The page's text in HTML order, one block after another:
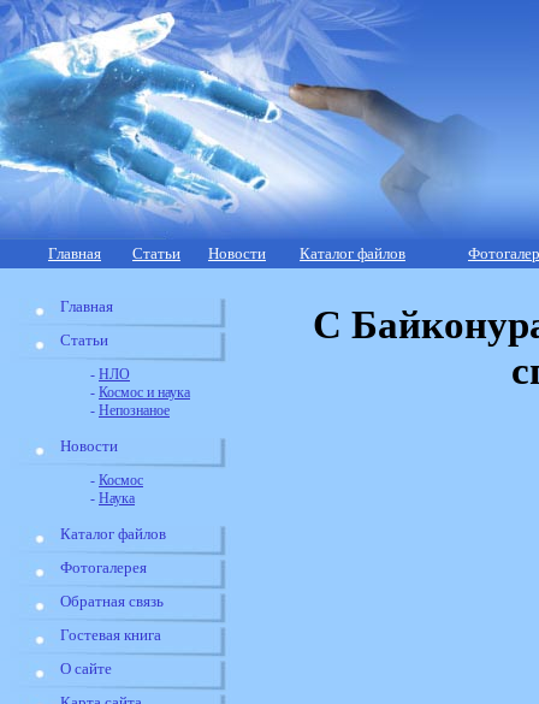
Главная Статьи Новости Каталог файлов
Главная
Статьи
- НЛО
- Космос и наука
- Непознаное
Новости
- Космос
- Наука
Каталог файлов
Фотогалерея
Обратная связь
Гостевая книга
О сайте
С